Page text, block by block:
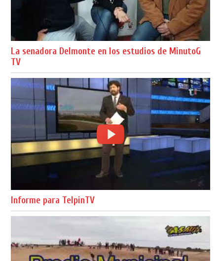
La senadora Delmonte en los estudios de MinutoG
TV
Informe para TelpinTV